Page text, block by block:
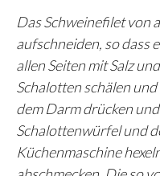
Das Schweinefilet von
aufschneiden, so dass
allen Seiten mit Salz
Schalotten schälen
dem Darm drücken
Schalottenwürfel und
Küchenmaschine